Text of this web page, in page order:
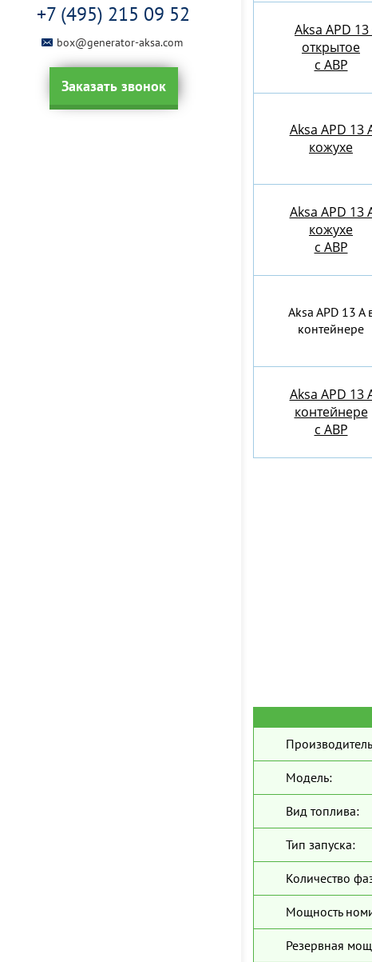
+7 (495) 215 09 52
box@generator-aksa.com
Заказать звонок
Aksa APD 13
открытое
с АВР
Aksa APD 13
кожухе
Aksa APD 13
кожухе
с АВР
Aksa APD 13 A
контейнере
Aksa APD 13
контейнере
c АВР
Модель:
Вид топлива:
Тип запуска:
Количество
Мощность
Резервная